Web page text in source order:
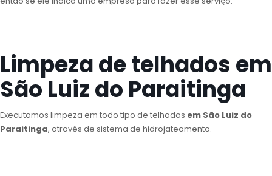
Limpeza de telhados em
São Luiz do Paraitinga
Executamos limpeza em todo tipo de telhados em São Luiz do
Paraitinga, através de sistema de hidrojateamento.